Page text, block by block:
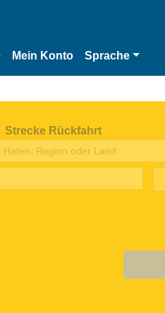
Mein Konto Sprache
Strecke Rückfahrt